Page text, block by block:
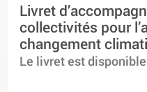
Livret
collectivités pour
changement
Le livret est